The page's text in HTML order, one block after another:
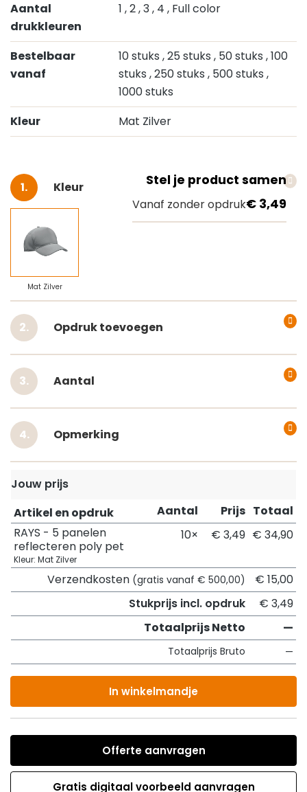
Aantal
drukkleuren
1 , 2, 3, 4 , Full color
Bestelbaar
vanaf
10 stuks , 25 stuks , 50 stuks , 100
stuks , 250 stuks , 500 stuks ,
1000 stuks
Kleur
Mat Zilver
Stel je product samen
Vanaf zonder opdruk€ 3,49
Selecteer
Kleur
Mat Zilver
Opdruk toevoegen
Aantal
Opmerking
Jouw prijs
Artikel en opdruk
Aantal Prijs Totaal
RAYS - 5 panelen
reflecteren poly pet
Kleur: Mat Zilver
10× € 3,49 € 34,90
Verzendkosten (gratis vanaf € 500,00)
€ 15,00
Stukprijs incl. opdruk
€ 3,49
Totaalprijs Netto
—
Totaalprijs Bruto —
In winkelmandje
Offerte aanvragen
Gratis digitaal voorbeeld aanvragen